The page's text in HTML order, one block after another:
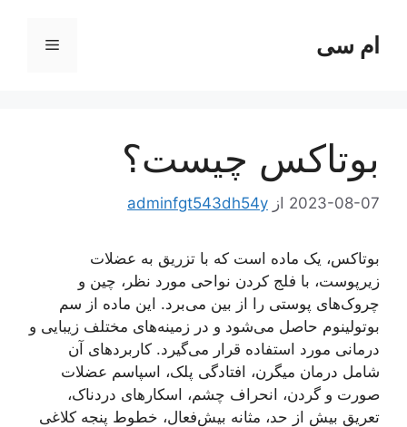
محتواام سی فهرست
بوتاکس چیست؟
2023-08-07 از adminfgt543dh54y
بوتاکس، یک ماده است که با تزریق به عضلات
زیرپوست، با فلج کردن نواحی مورد نظر، چین و
چروک‌های پوستی را از بین می‌برد. این ماده از سم
بوتولینوم حاصل می‌شود و در زمینه‌های مختلف زیبایی و
درمانی مورد استفاده قرار می‌گیرد. کاربردهای آن
شامل درمان میگرن، افتادگی پلک، اسپاسم عضلات
صورت و گردن، انحراف چشم، اسکارهای دردناک،
تعریق بیش از حد، مثانه بیش‌فعال، خطوط پنجه کلاغی